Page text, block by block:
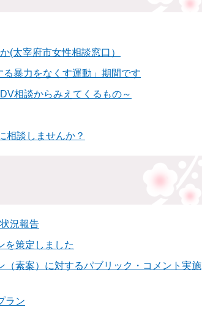
(太宰府市女性相談窓口）
暴力をなくす運動」期間です
相談からみえてくるもの～
相談しませんか？
況報告
を策定しました
（素案）に対するパブリック・コメント実施
ラン